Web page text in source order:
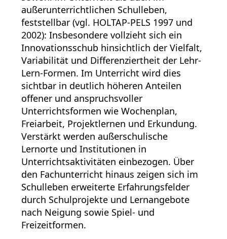
außerunterrichtlichen Schulleben,
feststellbar (vgl. HOLTAP-PELS 1997 und
2002): Insbesondere vollzieht sich ein
Innovationsschub hinsichtlich der Vielfalt,
Variabilität und Differenziertheit der Lehr-
Lern-Formen. Im Unterricht wird dies
sichtbar in deutlich höheren Anteilen
offener und anspruchsvoller
Unterrichtsformen wie Wochenplan,
Freiarbeit, Projektlernen und Erkundung.
Verstärkt werden außerschulische
Lernorte und Institutionen in
Unterrichtsaktivitäten einbezogen. Über
den Fachunterricht hinaus zeigen sich im
Schulleben erweiterte Erfahrungsfelder
durch Schulprojekte und Lernangebote
nach Neigung sowie Spiel- und
Freizeitformen.